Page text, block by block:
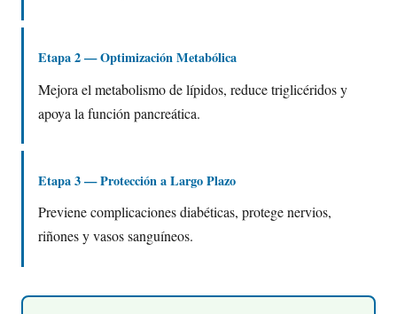
Etapa 2 — Optimización Metabólica
Mejora el metabolismo de lípidos, reduce triglicéridos y
apoya la función pancreática.
Etapa 3 — Protección a Largo Plazo
Previene complicaciones diabéticas, protege nervios,
riñones y vasos sanguíneos.